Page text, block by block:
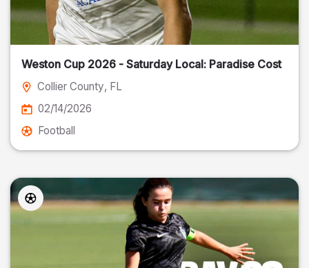
Weston Cup 2026 - Saturday Local: Paradise Cost
Collier County, FL
02/14/2026
Football